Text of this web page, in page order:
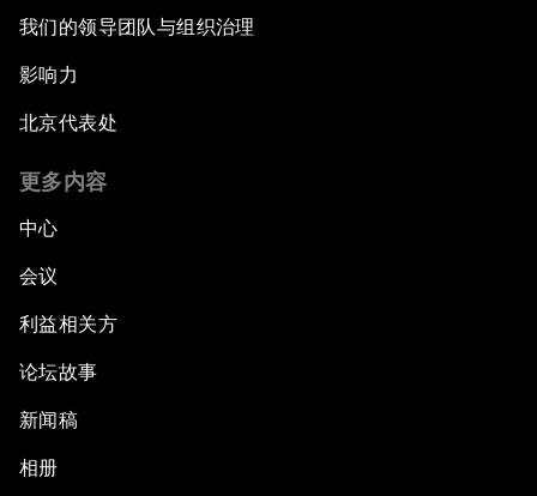
我们的领导团队与组织治理
影响力
北京代表处
更多内容
中心
会议
利益相关方
论坛故事
新闻稿
相册